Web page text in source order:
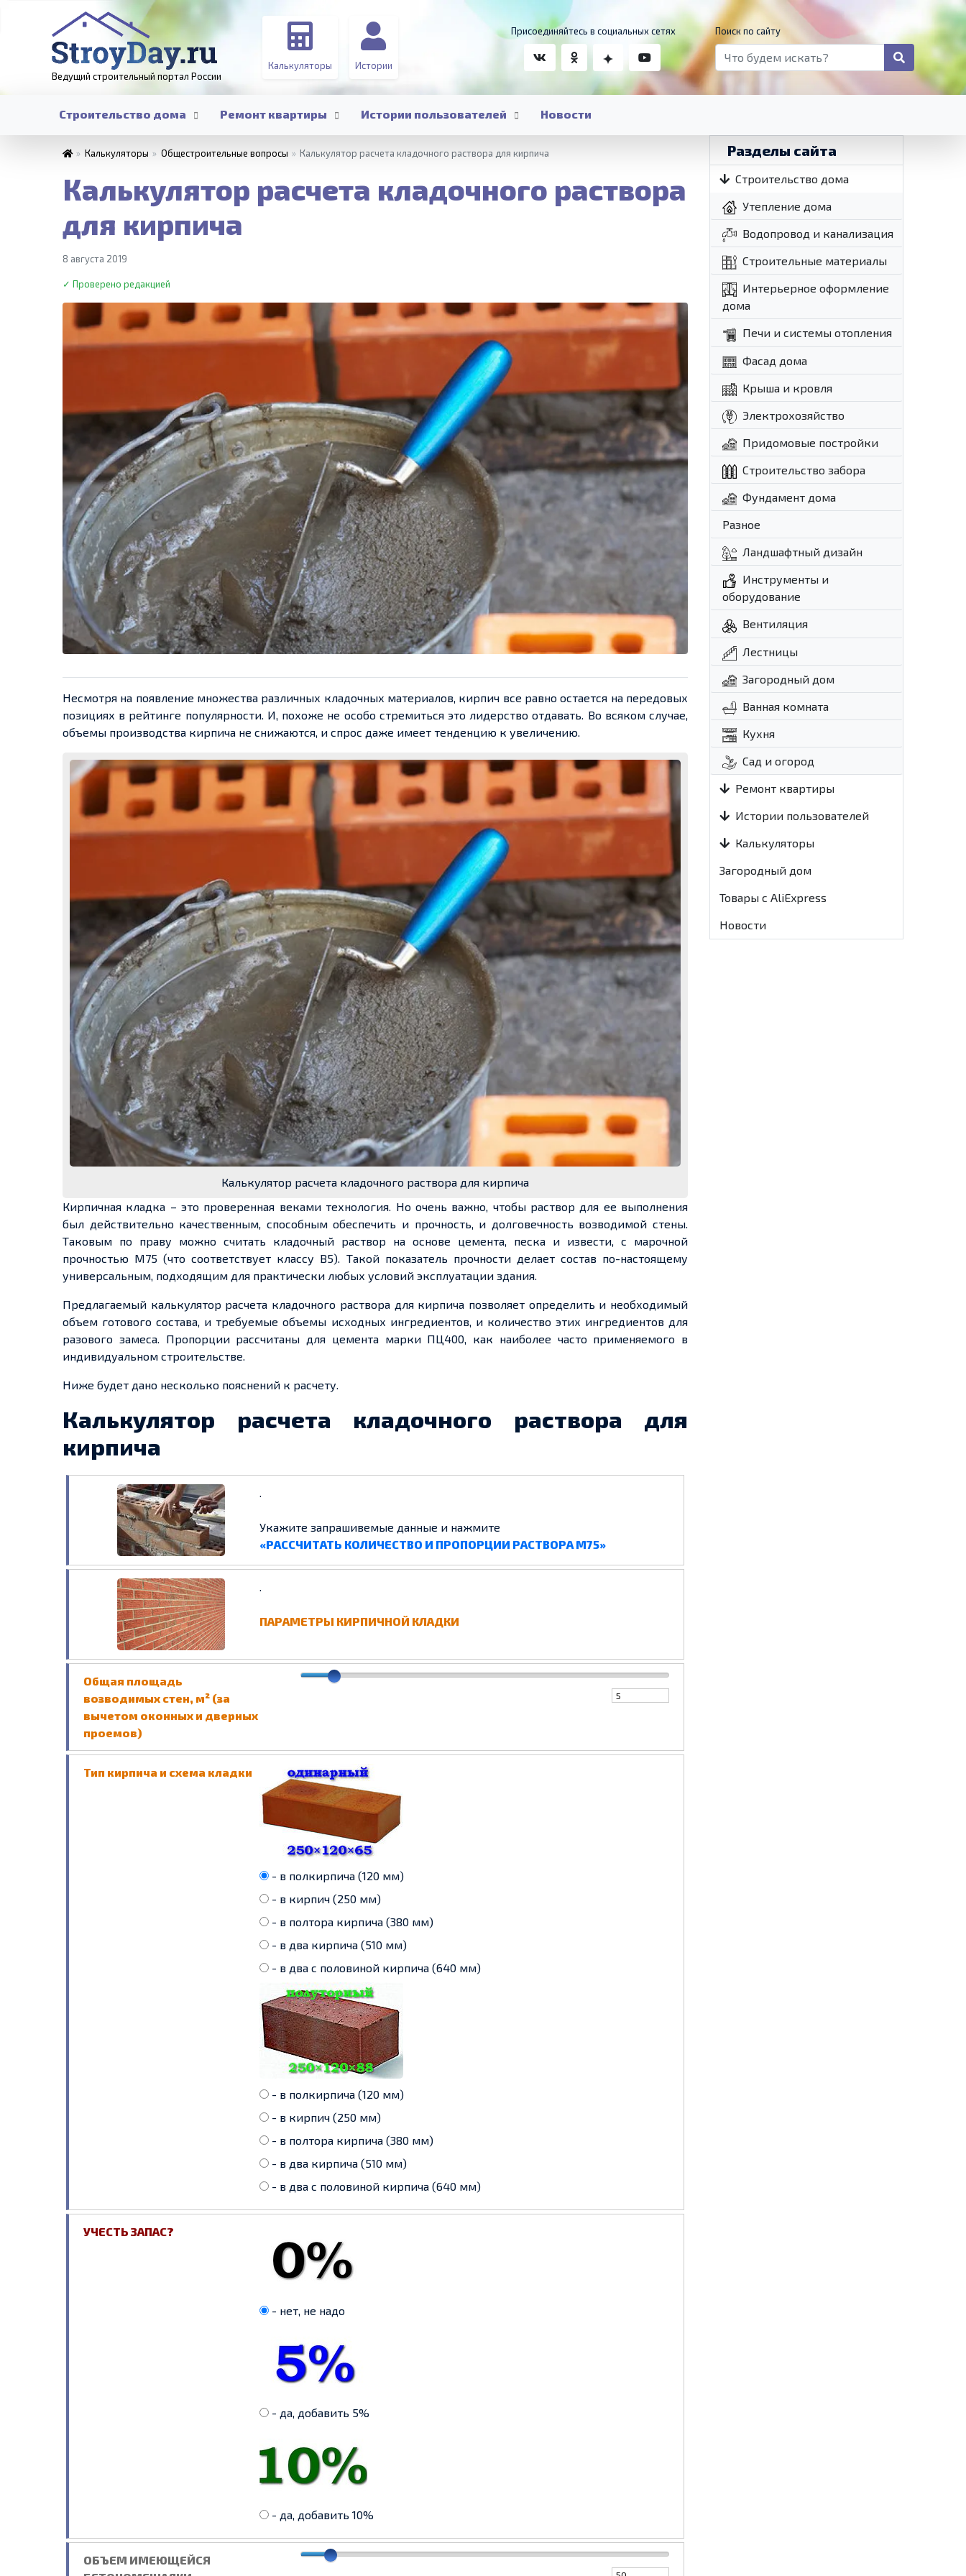
Ведущий строительный портал России
Калькуляторы Истории
Присоединяйтесь в социальных сетях Поиск по сайту
Строительство дома Ремонт квартиры Истории пользователей Новости
» Калькуляторы » Общестроительные вопросы » Калькулятор расчета кладочного раствора для кирпича
Калькулятор расчета кладочного раствора
для кирпича
8 августа 2019
✓ Проверено редакцией
Несмотря на появление множества различных кладочных материалов, кирпич все равно остается на передовых
позициях в рейтинге популярности. И, похоже не особо стремиться это лидерство отдавать. Во всяком случае,
объемы производства кирпича не снижаются, и спрос даже имеет тенденцию к увеличению.
Калькулятор расчета кладочного раствора для кирпича
Кирпичная кладка – это проверенная веками технология. Но очень важно, чтобы раствор для ее выполнения
был действительно качественным, способным обеспечить и прочность, и долговечность возводимой стены.
Таковым по праву можно считать кладочный раствор на основе цемента, песка и извести, с марочной
прочностью М75 (что соответствует классу В5). Такой показатель прочности делает состав по-настоящему
универсальным, подходящим для практически любых условий эксплуатации здания.
Предлагаемый калькулятор расчета кладочного раствора для кирпича позволяет определить и необходимый
объем готового состава, и требуемые объемы исходных ингредиентов, и количество этих ингредиентов для
разового замеса. Пропорции рассчитаны для цемента марки ПЦ400, как наиболее часто применяемого в
индивидуальном строительстве.
Ниже будет дано несколько пояснений к расчету.
Калькулятор расчета кладочного раствора для
кирпича
.
Укажите запрашивемые данные и нажмите
«РАССЧИТАТЬ КОЛИЧЕСТВО И ПРОПОРЦИИ РАСТВОРА М75»
.
ПАРАМЕТРЫ КИРПИЧНОЙ КЛАДКИ
Общая площадь
возводимых стен, м² (за
вычетом оконных и дверных
проемов)
Тип кирпича и схема кладки
- в полкирпича (120 мм)
- в кирпич (250 мм)
- в полтора кирпича (380 мм)
- в два кирпича (510 мм)
- в два с половиной кирпича (640 мм)
- в полкирпича (120 мм)
- в кирпич (250 мм)
- в полтора кирпича (380 мм)
- в два кирпича (510 мм)
- в два с половиной кирпича (640 мм)
УЧЕСТЬ ЗАПАС?
- нет, не надо
- да, добавить 5%
- да, добавить 10%
ОБЪЕМ ИМЕЮЩЕЙСЯ
Разделы сайта
Строительство дома
Утепление дома
Водопровод и канализация
Строительные материалы
Интерьерное оформление
дома
Печи и системы отопления
Фасад дома
Крыша и кровля
Электрохозяйство
Придомовые постройки
Строительство забора
Фундамент дома
Разное
Ландшафтный дизайн
Инструменты и
оборудование
Вентиляция
Лестницы
Загородный дом
Ванная комната
Кухня
Сад и огород
Ремонт квартиры
Истории пользователей
Калькуляторы
Загородный дом
Товары с AliExpress
Новости